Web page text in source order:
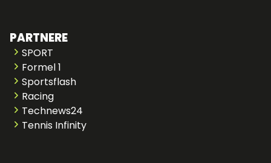
PARTNERE
SPORT
Formel 1
Sportsflash
Racing
Technews24
Tennis Infinity